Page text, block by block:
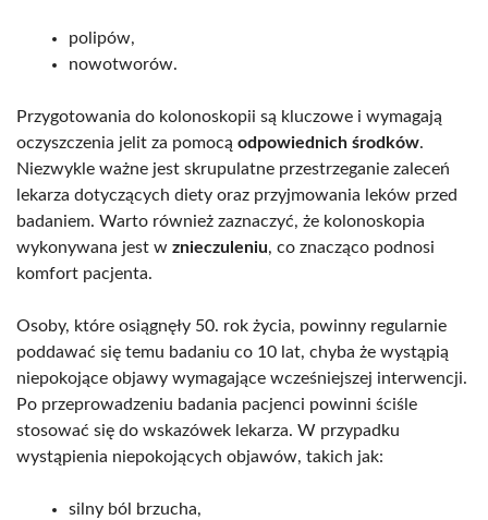
polipów,
nowotworów.
Przygotowania do kolonoskopii są kluczowe i wymagają
oczyszczenia jelit za pomocą odpowiednich środków.
Niezwykle ważne jest skrupulatne przestrzeganie zaleceń
lekarza dotyczących diety oraz przyjmowania leków przed
badaniem. Warto również zaznaczyć, że kolonoskopia
wykonywana jest w znieczuleniu, co znacząco podnosi
komfort pacjenta.
Osoby, które osiągnęły 50. rok życia, powinny regularnie
poddawać się temu badaniu co 10 lat, chyba że wystąpią
niepokojące objawy wymagające wcześniejszej interwencji.
Po przeprowadzeniu badania pacjenci powinni ściśle
stosować się do wskazówek lekarza. W przypadku
wystąpienia niepokojących objawów, takich jak:
silny ból brzucha,